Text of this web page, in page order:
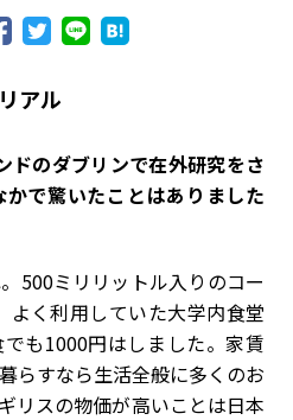
アル
ドのダブリンで在外研究をさ
で驚いたことはありました
500ミリリットル入りのコー
よく利用していた大学内食堂
も1000円はしました。家賃
らすなら生活全般に多くのお
リスの物価が高いことは日本